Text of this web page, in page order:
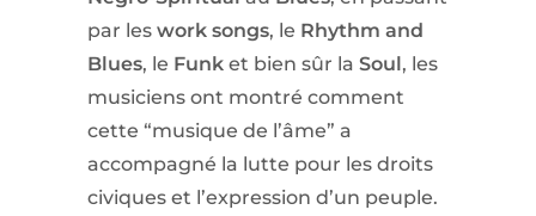
par les work songs, le Rhythm and
Blues, le Funket bien sûr la Soul, les
musiciens ont montré comment
cette “musique de l’âme” a
accompagné la lutte pour les droits
civiques et l’expression d’un peuple.